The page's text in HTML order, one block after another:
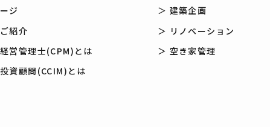
ジ
紹介
営管理士(CPM)とは
資顧問(CCIM)とは
＞ 建築企画
＞ リノベーション
＞ 空き家管理